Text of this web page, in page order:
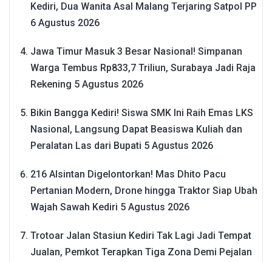
Kediri, Dua Wanita Asal Malang Terjaring Satpol PP
6 Agustus 2026
Jawa Timur Masuk 3 Besar Nasional! Simpanan
Warga Tembus Rp833,7 Triliun, Surabaya Jadi Raja
Rekening 5 Agustus 2026
Bikin Bangga Kediri! Siswa SMK Ini Raih Emas LKS
Nasional, Langsung Dapat Beasiswa Kuliah dan
Peralatan Las dari Bupati 5 Agustus 2026
216 Alsintan Digelontorkan! Mas Dhito Pacu
Pertanian Modern, Drone hingga Traktor Siap Ubah
Wajah Sawah Kediri 5 Agustus 2026
Trotoar Jalan Stasiun Kediri Tak Lagi Jadi Tempat
Jualan, Pemkot Terapkan Tiga Zona Demi Pejalan